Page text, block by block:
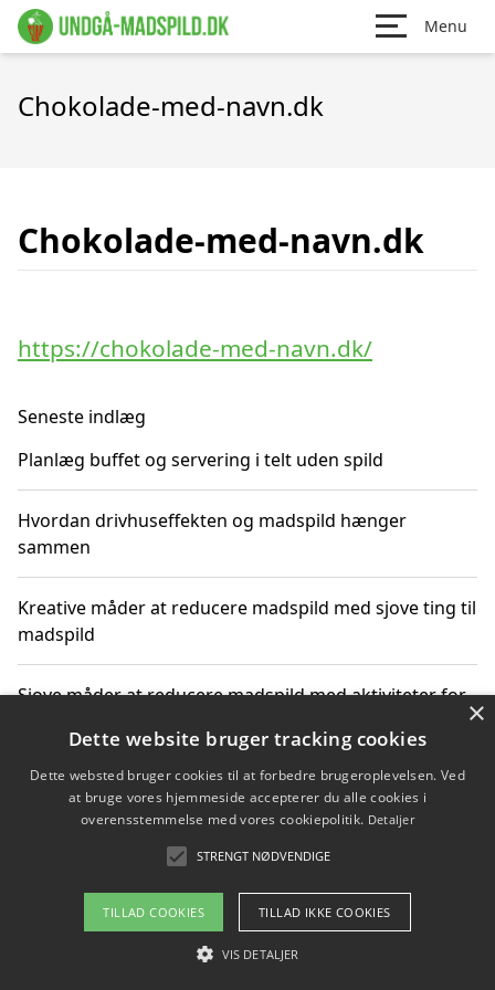
Menu
Chokolade-med-navn.dk
Chokolade-med-navn.dk
https://chokolade-med-navn.dk/
Seneste indlæg
Planlæg buffet og servering i telt uden spild
Hvordan drivhuseffekten og madspild hænger
sammen
Kreative måder at reducere madspild med sjove ting til
madspild
Sjove måder at reducere madspild med aktiviteter for
Hvor finder jeg nemme måltidskasser i Vejle
Om / kontakt
Blog Betingelser
×
Dette website bruger tracking cookies
Dette websted bruger cookies til at forbedre brugeroplevelsen. Ved
at bruge vores hjemmeside accepterer du alle cookies i
overensstemmelse med vores cookiepolitik. Detaljer
STRENGT NØDVENDIGE
TILLAD COOKIES TILLAD IKKE COOKIES
VIS DETALJER